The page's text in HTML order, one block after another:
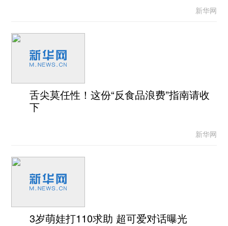
新华网
舌尖莫任性！这份“反食品浪费”指南请收
下
新华网
3岁萌娃打110求助 超可爱对话曝光